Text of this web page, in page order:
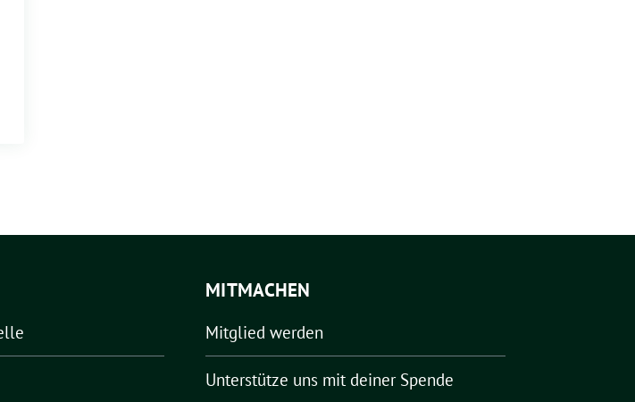
MITMACHEN
Mitglied werden
Unterstütze uns mit deiner Spende